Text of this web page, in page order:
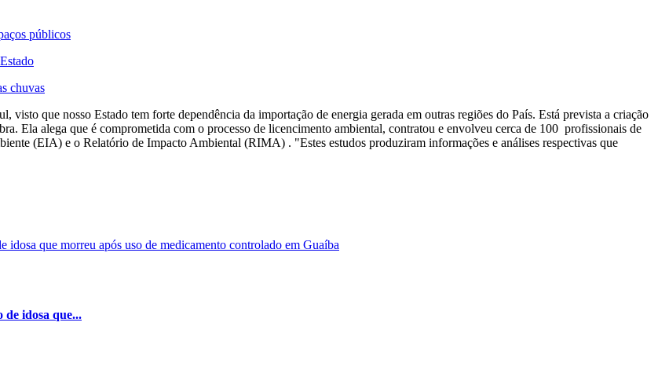
públicos
chuvas
visto que nosso Estado tem forte dependência da importação de energia gerada em outras regiões do País. Está prevista a criação
Ela alega que é comprometida com o processo de licencimento ambiental, contratou e envolveu cerca de 100 profissionais de
(EIA) e o Relatório de Impacto Ambiental (RIMA) . "Estes estudos produziram informações e análises respectivas que
de idosa que...